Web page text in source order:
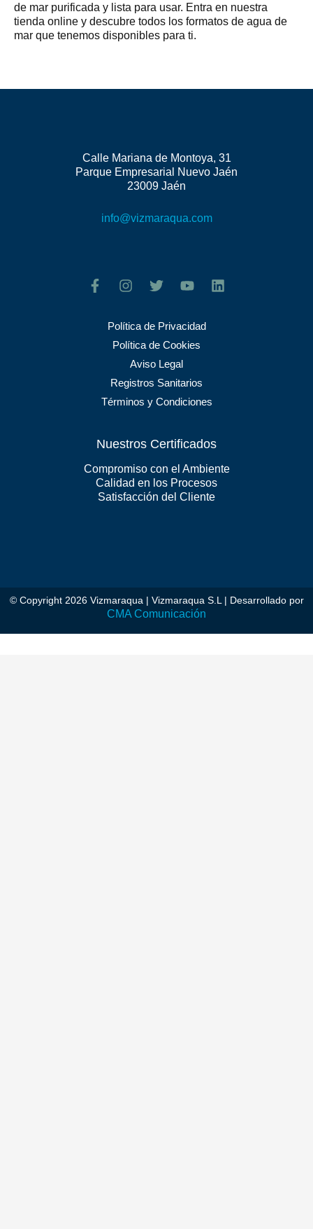
de mar purificada y lista para usar. Entra en nuestra
tienda online y descubre todos los formatos de agua de
mar que tenemos disponibles para ti.
Calle Mariana de Montoya, 31
Parque Empresarial Nuevo Jaén
23009 Jaén
info@vizmaraqua.com
Política de Privacidad
Política de Cookies
Aviso Legal
Registros Sanitarios
Términos y Condiciones
Nuestros Certificados
Compromiso con el Ambiente
Calidad en los Procesos
Satisfacción del Cliente
© Copyright 2026 Vizmaraqua | Vizmaraqua S.L | Desarrollado por
CMA Comunicación